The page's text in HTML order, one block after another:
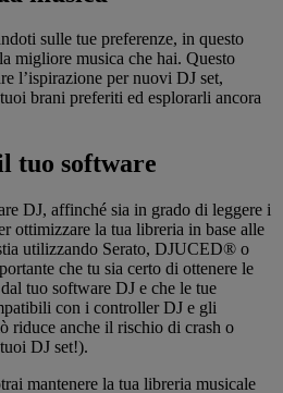
sulle tue preferenze, in questo
migliore musica che hai. Questo
l’ispirazione per nuovi DJ set,
brani preferiti ed esplorarli ancora
tuo software
DJ, affinché sia in grado di leggere i
ottimizzare la tua libreria in base alle
utilizzando Serato, DJUCED® o
che tu sia certo di ottenere le
tuo software DJ e che le tue
con i controller DJ e gli
riduce anche il rischio di crash o
DJ set!).
mantenere la tua libreria musicale